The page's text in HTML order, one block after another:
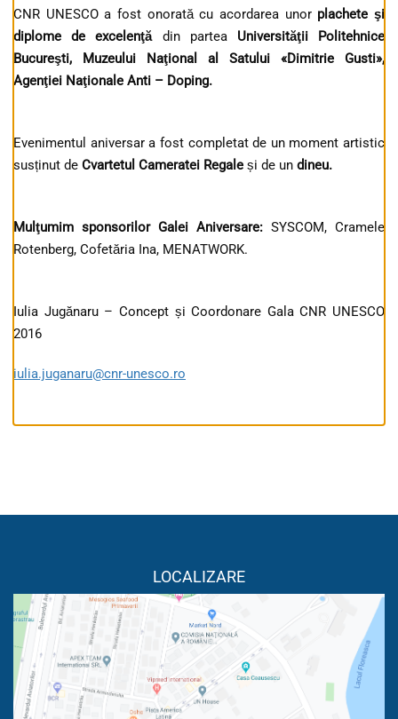
CNR UNESCO a fost onorată cu acordarea unor plachete şi
diplome de excelenţădin partea Universităţii Politehnice
Bucureşti, Muzeului Naţional al Satului «Dimitrie Gusti»,
Agenţiei Naţionale Anti – Doping.
Evenimentul aniversar a fost completat de un moment artistic
susținut de Cvartetul Cameratei Regale și de un dineu.
Mulţumim sponsorilor Galei Aniversare: SYSCOM, Cramele
Rotenberg, Cofetăria Ina, MENATWORK.
Iulia Jugănaru – Concept și Coordonare Gala CNR UNESCO
2016
iulia.juganaru@cnr-unesco.ro
LOCALIZARE